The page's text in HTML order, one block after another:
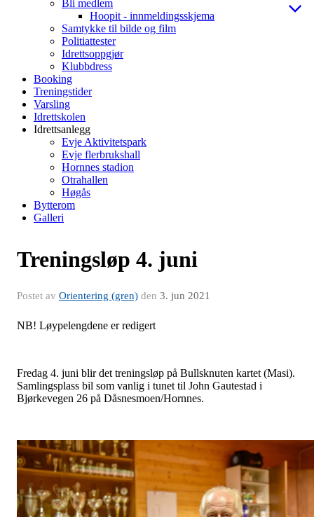
Bli medlem
Hoopit - innmeldingsskjema
Samtykke til bilde og film
Politiattester
Idrettsoppgjør
Klubbdress
Booking
Treningstider
Varsling
Idrettskolen
Idrettsanlegg
Evje Aktivitetspark
Evje flerbrukshall
Hornnes stadion
Otrahallen
Høgås
Bytterom
Galleri
Treningsløp 4. juni
Postet av Orientering (gren) den 3. jun 2021
NB! Løypelengdene er redigert
Fredag 4. juni blir det treningsløp på Bullsknuten kartet (Masi).
Samlingsplass bil som vanlig i tunet til John Gautestad i
Bjørkevegen 26 på Dåsnesmoen/Hornnes.